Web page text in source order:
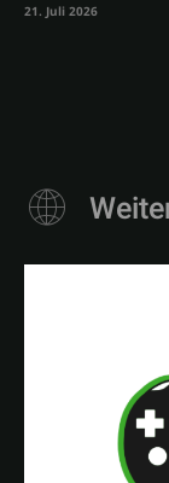
21. Juli 2026